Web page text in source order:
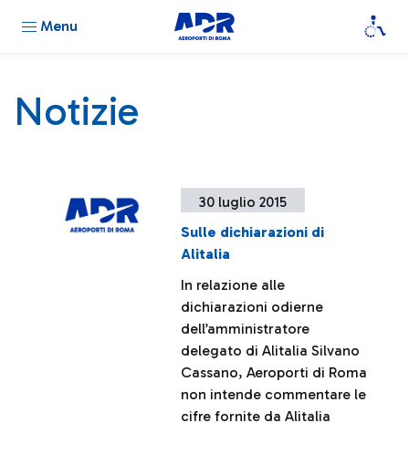
Menu
Notizie
30 luglio 2015
Sulle dichiarazioni di
Alitalia
In relazione alle
dichiarazioni odierne
dell’amministratore
delegato di Alitalia Silvano
Cassano, Aeroporti di Roma
non intende commentare le
cifre fornite da Alitalia